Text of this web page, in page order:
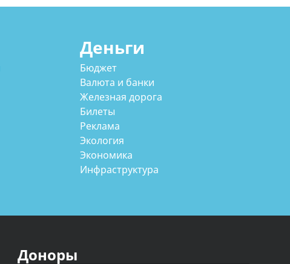
Деньги
Бюджет
Валюта и банки
Железная дорога
Билеты
Реклама
Экология
Экономика
Инфраструктура
Доноры